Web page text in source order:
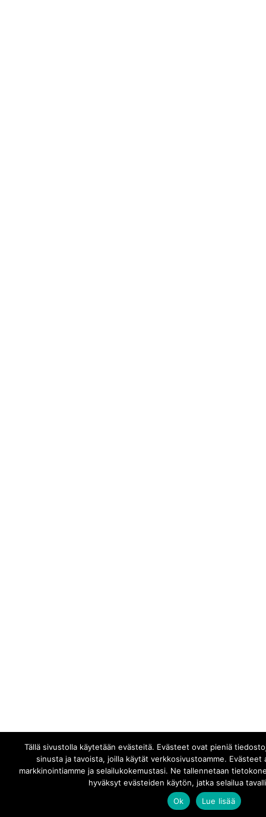
Tällä sivustolla käytetään evästeitä. Evästeet ovat pieniä
sinusta ja tavoista, joilla käytät verkkosivustoamme. Evästeet
markkinointiamme ja selailukokemustasi. Ne tallennetaan
hyväksyt evästeiden käytön, jatka selailua
Ok
Lue lisää